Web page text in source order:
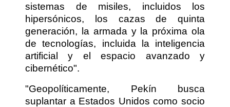
sistemas de misiles, incluidos los
hipersónicos, los cazas de quinta
generación, la armada y la próxima ola
de tecnologías, incluida la inteligencia
artificial y el espacio avanzado y
cibernético".
"Geopolíticamente, Pekín busca
suplantar a Estados Unidos como socio